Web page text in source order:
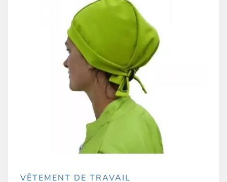
VÊTEMENT DE TRAVAIL